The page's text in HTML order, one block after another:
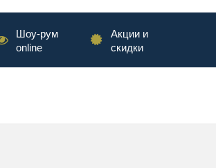
Акции и
скидки
Шоу-рум
online